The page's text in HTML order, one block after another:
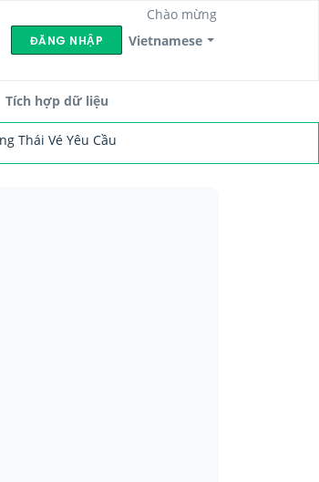
Vietnamese
Chào mừng
ĐĂNG NHẬP
Tích hợp dữ liệu
Thái Vé Yêu Cầu